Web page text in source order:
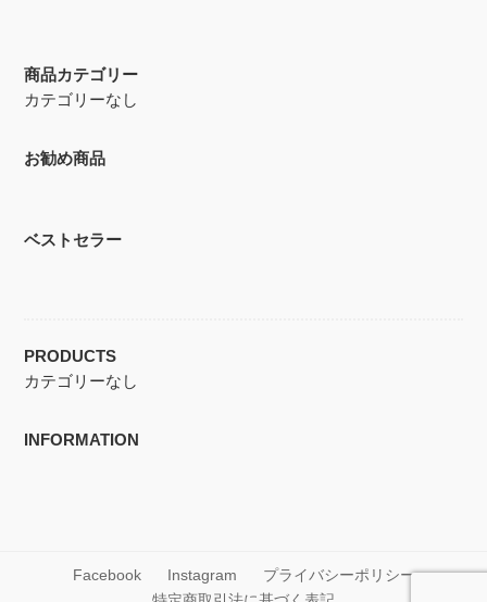
商品カテゴリー
カテゴリーなし
お勧め商品
ベストセラー
PRODUCTS
カテゴリーなし
INFORMATION
Facebook Instagram
プライバシーポリシー